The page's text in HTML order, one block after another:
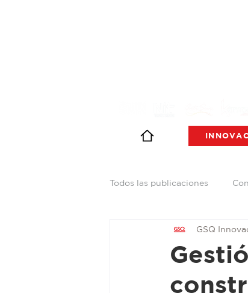
Todos las publicaciones
Automotriz Pintura
Innovación y sostenibilidad
GSQ